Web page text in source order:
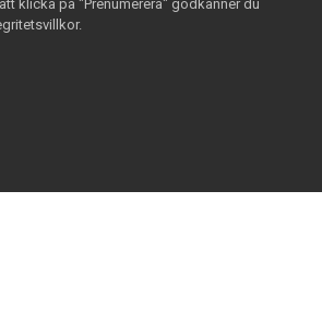
klicka på "Prenumerera" godkänner du